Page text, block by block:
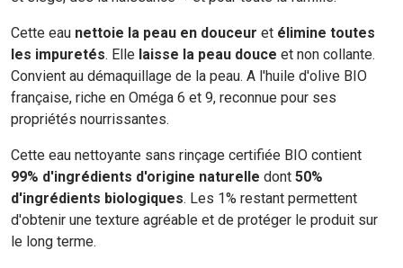
Cette eau nettoie la peau en douceur et élimine toutes
les impuretés. Elle laisse la peau douce et non collante.
Convient au démaquillage de la peau. A l'huile d'olive BIO
française, riche en Oméga 6 et 9, reconnue pour ses
propriétés nourrissantes.
Cette eau nettoyante sans rinçage certifiée BIO contient
99% d'ingrédients d'origine naturelle dont 50%
d'ingrédients biologiques. Les 1% restant permettent
d'obtenir une texture agréable et de protéger le produit sur
le long terme.